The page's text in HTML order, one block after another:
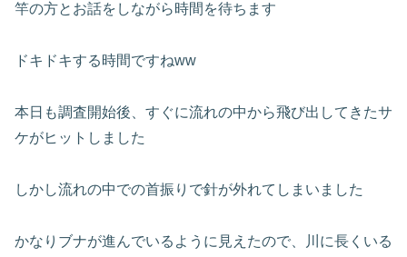
竿の方とお話をしながら時間を待ちます
ドキドキする時間ですねww
本日も調査開始後、すぐに流れの中から飛び出してきたサ
ケがヒットしました
しかし流れの中での首振りで針が外れてしまいました
かなりブナが進んでいるように見えたので、川に長くいる